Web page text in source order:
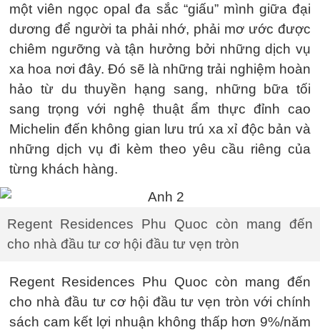
một viên ngọc opal đa sắc “giấu” mình giữa đại
dương để người ta phải nhớ, phải mơ ước được
chiêm ngưỡng và tận hưởng bởi những dịch vụ
xa hoa nơi đây. Đó sẽ là những trải nghiệm hoàn
hảo từ du thuyền hạng sang, những bữa tối
sang trọng với nghệ thuật ẩm thực đỉnh cao
Michelin đến không gian lưu trú xa xỉ độc bản và
những dịch vụ đi kèm theo yêu cầu riêng của
từng khách hàng.
Regent Residences Phu Quoc còn mang đến
cho nhà đầu tư cơ hội đầu tư vẹn tròn
Regent Residences Phu Quoc còn mang đến
cho nhà đầu tư cơ hội đầu tư vẹn tròn với chính
sách cam kết lợi nhuận không thấp hơn 9%/năm